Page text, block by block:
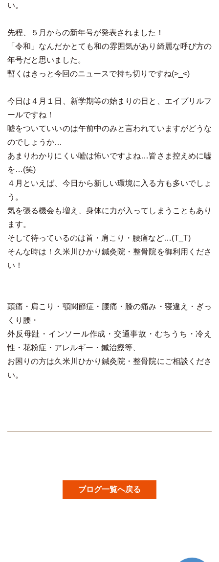
い。
先程、５月からの新年号が発表されました！
「令和」なんだかとても和の雰囲気があり綺麗な呼び方の
年号だと思いました。
暫くはきっと今回のニュースで持ち切りですね(>_<)
今日は４月１日、新学期等の始まりの日と、エイプリルフ
ールですね！
嘘をついていいのは午前中のみと言われていますがどうな
のでしょうか…
あまりわかりにくい嘘は怖いですよね…皆さま控えめに嘘
を…(笑)
４月といえば、今日から新しい環境に入る方も多いでしょ
う。
気を張る機会も増え、身体に力が入ってしまうこともあり
ます。
そして待っているのは首・肩こり・腰痛など…(T_T)
そんな時は！久米川ひかり鍼灸院・整骨院を御利用くださ
い！
頭痛・肩こり・顎関節症・腰痛・膝の痛み・寝違え・ぎっ
くり腰・
外反母趾・インソール作成・交通事故・むちうち・冷え
性・花粉症・アレルギー・鍼治療等、
お困りの方は久米川ひかり鍼灸院・整骨院にご相談くださ
い。
ブログ一覧へ戻る